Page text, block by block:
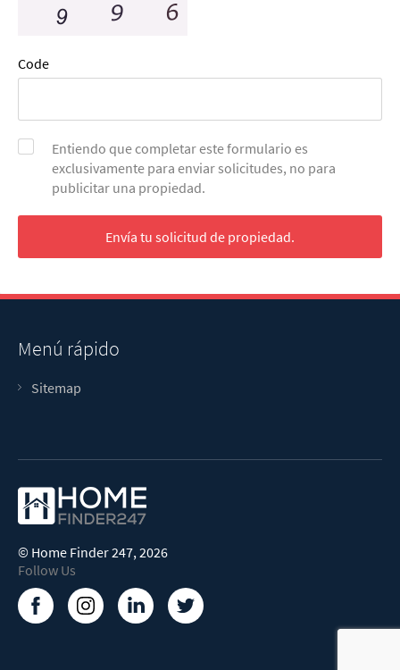
Code
Entiendo que completar este formulario es
exclusivamente para enviar solicitudes, no para
publicitar una propiedad.
Envía tu solicitud de propiedad.
Menú rápido
Sitemap
© Home Finder 247, 2026
Follow Us